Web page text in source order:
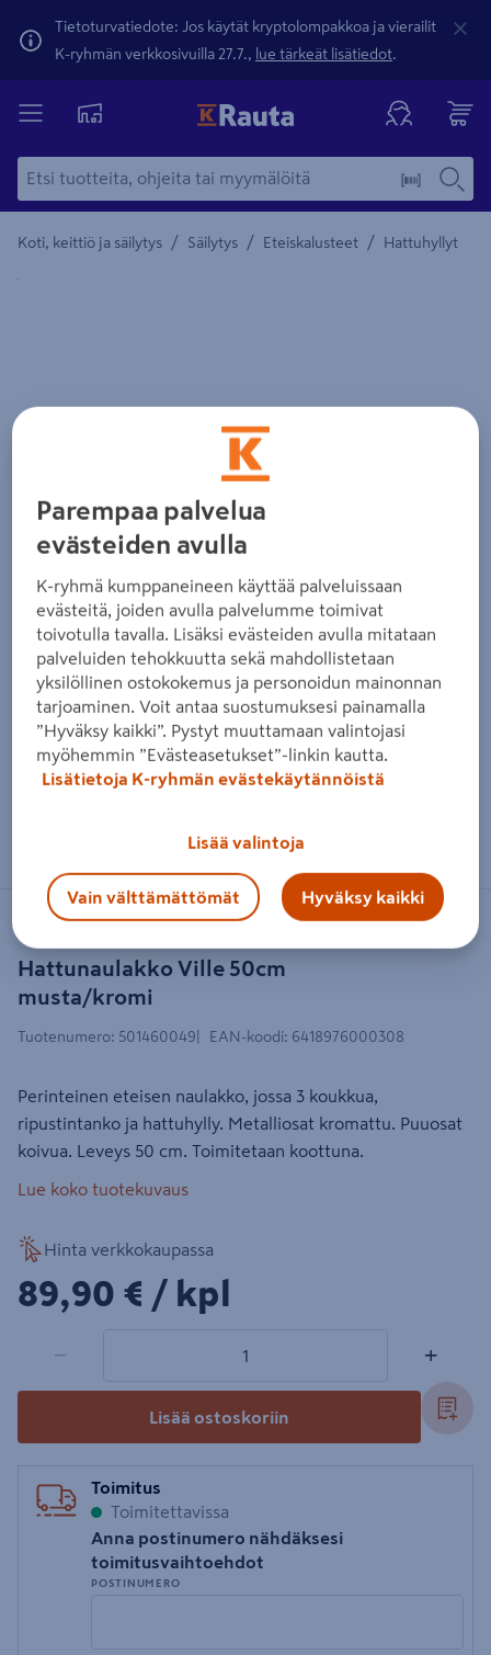
Tietoturvatiedote: Jos käytät kryptolompakkoa ja vierailit
K-ryhmän verkkosivuilla 27.7., lue tärkeät lisätiedot.
Koti, keittiö ja säilytys / Säilytys / Eteiskalusteet / Hattuhyllyt
Yksityiskohtainen kuvaus löytyy Tuotteen kuvaus -
Hattunaulakko Ville 50cm
musta/kromi
Tuotenumero: 501460049 EAN-koodi: 6418976000308
Perinteinen eteisen naulakko, jossa 3 koukkua,
ripustintanko ja hattuhylly. Metalliosat kromattu. Puuosat
koivua. Leveys 50 cm. Toimitetaan koottuna.
Lue koko tuotekuvaus
Hinta verkkokaupassa
89,90€/kpl
89,90 € / kpl
− +
Lisää ostoskoriin
Toimitus
Toimitettavissa
Anna postinumero nähdäksesi
toimitusvaihtoehdot
POSTINUMERO
Parempaa palvelua
evästeiden avulla
K-ryhmä kumppaneineen käyttää palveluissaan
evästeitä, joiden avulla palvelumme toimivat
toivotulla tavalla. Lisäksi evästeiden avulla mitataan
palveluiden tehokkuutta sekä mahdollistetaan
yksilöllinen ostokokemus ja personoidun mainonnan
tarjoaminen. Voit antaa suostumuksesi painamalla
”Hyväksy kaikki”. Pystyt muuttamaan valintojasi
myöhemmin ”Evästeasetukset”-linkin kautta.
Lisätietoja K-ryhmän evästekäytännöistä
Lisää valintoja
Vain välttämättömät Hyväksy kaikki